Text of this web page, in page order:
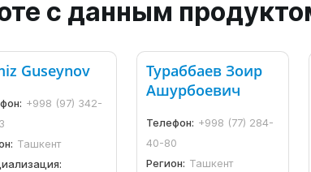
с данным
Guseynov
+998 (97) 342-
Ташкент
Тураббаев Зоир
Ашурбоевич
Телефон: +998 (77) 284-
40-80
Регион: Ташкент